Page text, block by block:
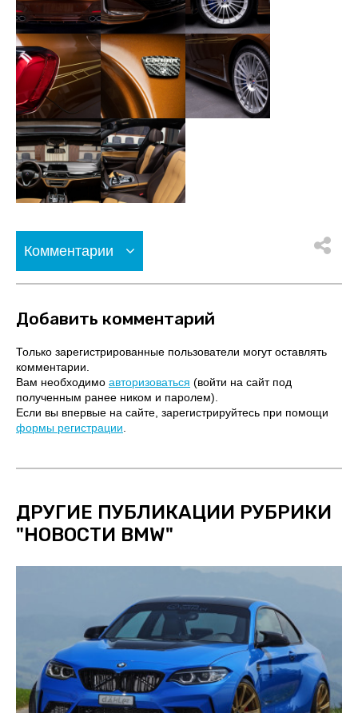
Комментарии
Добавить комментарий
Только зарегистрированные пользователи могут оставлять
комментарии.
Вам необходимо авторизоваться (войти на сайт под
полученным ранее ником и паролем).
Если вы впервые на сайте, зарегистрируйтесь при помощи
формы регистрации.
ДРУГИЕ ПУБЛИКАЦИИ РУБРИКИ
"НОВОСТИ BMW"